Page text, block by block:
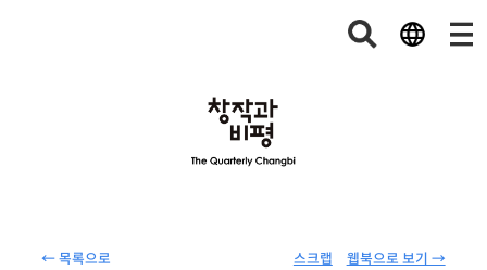
← 목록으로 웹북으로 보기 →
스크랩